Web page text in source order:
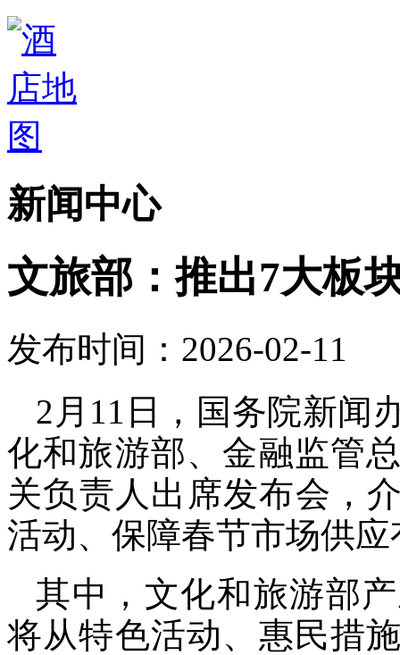
新闻中心
文旅部：推出7大板
发布时间：2026-02-11
2月11日，国务院新闻
化和旅游部、金融监管
关负责人出席发布会，
活动、保障春节市场供
其中，文化和旅游部
将从特色活动、惠民措